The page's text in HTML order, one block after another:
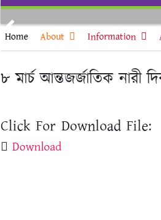
Previous
Home About Information
৮ মার্চ আন্তজর্জাতিক নারী
Click For Download File:
Download